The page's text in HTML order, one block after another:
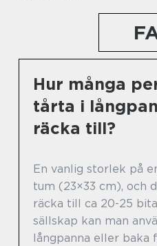
Hur många
tårta i
räcka till?
En vanlig storlek på
tum (23×33 cm), och
räcka till ca 20-25
sällskap kan man
långpanna eller